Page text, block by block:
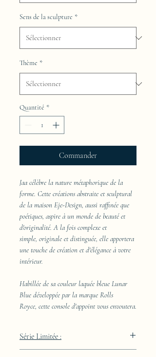
Sens de la sculpture *
Thème *
Quantité *
Commander
Jaa célèbre la nature métaphorique de la
forme. Cette créations abstraite et sculptural
de la maison Eje-Design, aussi raffinée que
poétiques, aspire à un monde de beauté et
d'originalité. A la fois complexe et
simple, originale et distinguée, elle apportera
une touche de création et d'élégance à votre
intérieur.
Habillée de sa couleur laquée bleue Lunar
Blue développée par la marque Rolls
Royce, cette console d'appoint vous envoutera.
Série Limitée :